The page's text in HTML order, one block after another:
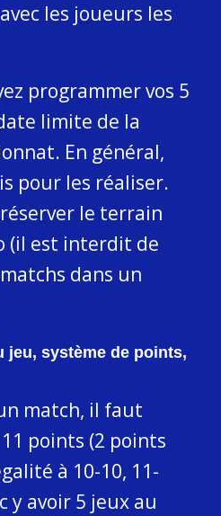
les joueurs les
programmer vos 5
limite de la
En général,
pour les réaliser.
le terrain
(il est interdit de
dans un
jeu, système de points,
match, il faut
points (2 points
à 10-10, 11-
y avoir 5 jeux au